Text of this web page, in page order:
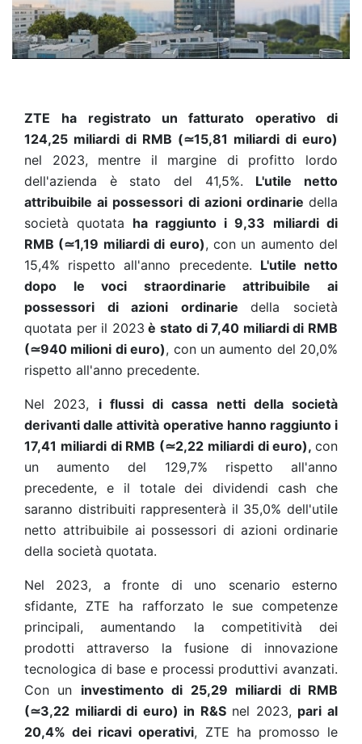
ZTE
ha registrato un fatturato operativo di
124,25 miliardi di RMB (≃15,81 miliardi di euro)
nel 2023, mentre il margine di profitto lordo
dell'azienda è stato del 41,5%. L'utile netto
attribuibile ai possessori di azioni ordinarie della
società quotata ha raggiunto i 9,33 miliardi di
RMB (≃1,19 miliardi di euro), con un aumento del
15,4% rispetto all'anno precedente. L'utile netto
dopo le voci straordinarie attribuibile ai
possessori di azioni ordinariedella società
quotata per il 2023 è stato di 7,40 miliardi di RMB
(≃940 milioni di euro), con un aumento del 20,0%
rispetto all'anno precedente.
Nel 2023, i flussi di cassa netti della società
derivanti dalle attività operative hanno raggiunto i
17,41 miliardi di RMB (≃2,22 miliardi di euro), con
un aumento del 129,7% rispetto all'anno
precedente, e il totale dei dividendi cash che
saranno distribuiti rappresenterà il 35,0% dell'utile
netto attribuibile ai possessori di azioni ordinarie
della società quotata.
Nel 2023, a fronte di uno scenario esterno
sfidante, ZTE ha rafforzato le sue competenze
principali, aumentando la competitività dei
prodotti attraverso la fusione di innovazione
tecnologica di base e processi produttivi avanzati.
Con un investimento di 25,29 miliardi di RMB
(≃3,22 miliardi di euro) in R&Snel 2023, pari al
20,4% dei ricavi operativi, ZTE ha promosso le